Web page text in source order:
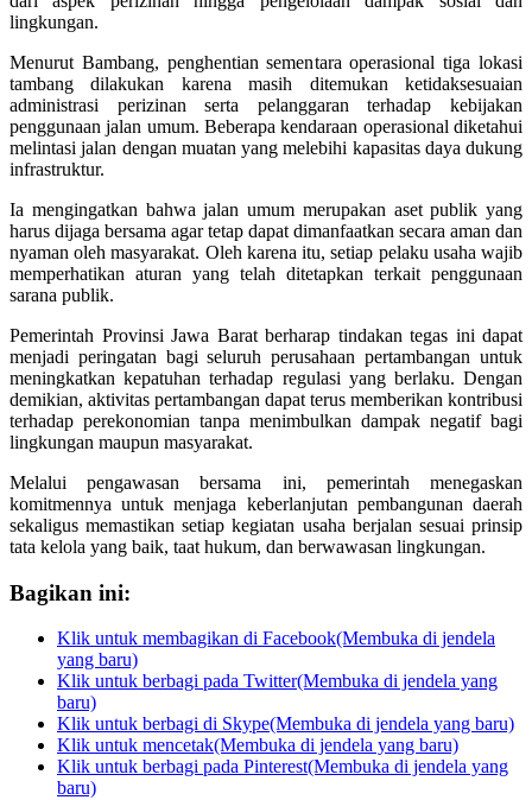
lingkungan.
Menurut Bambang, penghentian sementara operasional tiga lokasi
tambang dilakukan karena masih ditemukan ketidaksesuaian
administrasi perizinan serta pelanggaran terhadap kebijakan
penggunaan jalan umum. Beberapa kendaraan operasional diketahui
melintasi jalan dengan muatan yang melebihi kapasitas daya dukung
infrastruktur.
Ia mengingatkan bahwa jalan umum merupakan aset publik yang
harus dijaga bersama agar tetap dapat dimanfaatkan secara aman dan
nyaman oleh masyarakat. Oleh karena itu, setiap pelaku usaha wajib
memperhatikan aturan yang telah ditetapkan terkait penggunaan
sarana publik.
Pemerintah Provinsi Jawa Barat berharap tindakan tegas ini dapat
menjadi peringatan bagi seluruh perusahaan pertambangan untuk
meningkatkan kepatuhan terhadap regulasi yang berlaku. Dengan
demikian, aktivitas pertambangan dapat terus memberikan kontribusi
terhadap perekonomian tanpa menimbulkan dampak negatif bagi
lingkungan maupun masyarakat.
Melalui pengawasan bersama ini, pemerintah menegaskan
komitmennya untuk menjaga keberlanjutan pembangunan daerah
sekaligus memastikan setiap kegiatan usaha berjalan sesuai prinsip
tata kelola yang baik, taat hukum, dan berwawasan lingkungan.
Bagikan ini:
Klik untuk membagikan di Facebook(Membuka di jendela
yang baru)
Klik untuk berbagi pada Twitter(Membuka di jendela yang
baru)
Klik untuk berbagi di Skype(Membuka di jendela yang baru)
Klik untuk mencetak(Membuka di jendela yang baru)
Klik untuk berbagi pada Pinterest(Membuka di jendela yang
baru)